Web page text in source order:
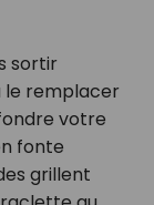
sortir
le remplacer
votre
fonte
grillent